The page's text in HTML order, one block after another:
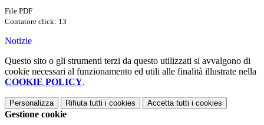
File PDF
Contatore click: 13
Notizie
Questo sito o gli strumenti terzi da questo utilizzati si avvalgono di
cookie necessari al funzionamento ed utili alle finalità illustrate nella
COOKIE POLICY.
Personalizza Rifiuta tutti i cookies Accetta tutti i cookies
Gestione cookie